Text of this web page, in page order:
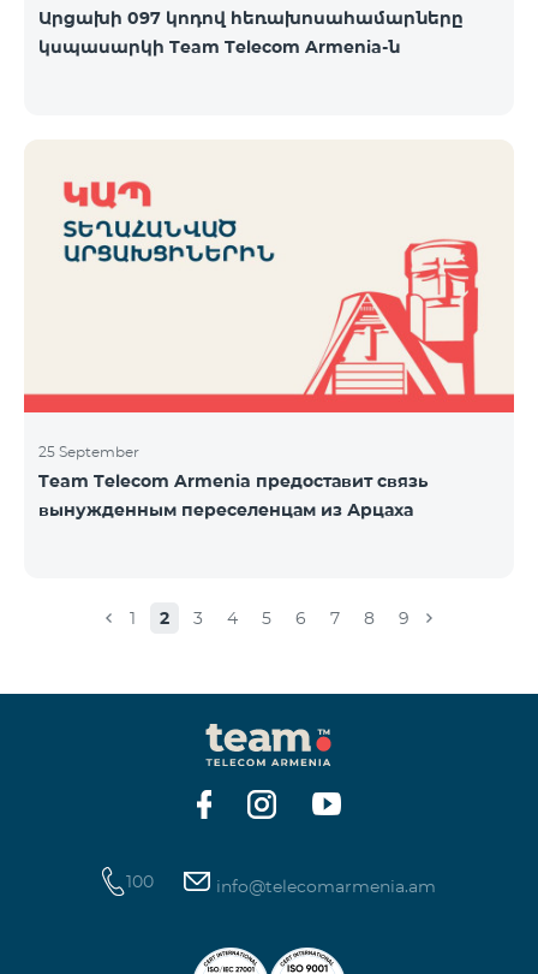
Արցախի 097 կոդով հեռախոսահամարները
կսպասարկի Team Telecom Armenia-ն
25 September
Team Telecom Armenia предоставит связь
вынужденным переселенцам из Арцаха
1 2 3 4 5 6 7 8 9
100 info@telecomarmenia.am